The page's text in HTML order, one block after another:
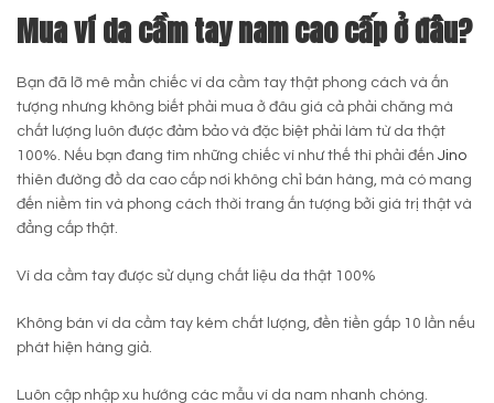
Mua ví da cầm tay nam cao cấp ở đâu?
Bạn đã lỡ mê mẩn chiếc ví da cầm tay thật phong cách và ấn
tượng nhưng không biết phải mua ở đâu giá cả phải chăng mà
chất lượng luôn được đảm bảo và đặc biệt phải làm từ da thật
100%. Nếu bạn đang tìm những chiếc ví như thế thì phải đến Jino
thiên đường đồ da cao cấp nơi không chỉ bán hàng, mà có mang
đến niềm tin và phong cách thời trang ấn tượng bởi giá trị thật và
đẳng cấp thật.
Ví da cầm tay được sử dụng chất liệu da thật 100%
Không bán ví da cầm tay kém chất lượng, đền tiền gấp 10 lần nếu
phát hiện hàng giả.
Luôn cập nhập xu hướng các mẫu ví da nam nhanh chóng.